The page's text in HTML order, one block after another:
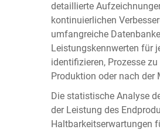
detaillierte
kontinuierlichen
umfangreiche
Leistungskennwerten für
identifizieren, Prozesse
Produktion oder nach
Die statistische Analyse
der Leistung des
Haltbarkeitserwartungen